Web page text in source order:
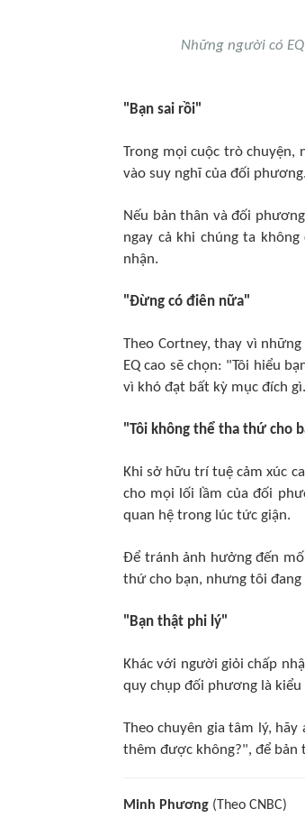
Những người có
"Bạn sai rồi"
Trong mọi cuộc trò chuyện,
vào suy nghĩ của đối phương.
Nếu bản thân và đối
ngay cả khi chúng ta
nhận.
"Đừng có điên nữa"
Theo Cortney, thay vì
EQ cao sẽ chọn: "Tôi hiểu
vì khó đạt bất kỳ mục đích
"Tôi không thể tha thứ cho
Khi sở hữu trí tuệ cảm xúc
cho mọi lối lầm của đối
quan hệ trong lúc tức giận.
Để tránh ảnh hưởng đến
thứ cho bạn, nhưng tôi
"Bạn thật phi lý"
Khác với người giỏi chấp
quy chụp đối phương là
Theo chuyên gia tâm lý,
thêm được không?", để
Minh Phương (Theo CNBC)